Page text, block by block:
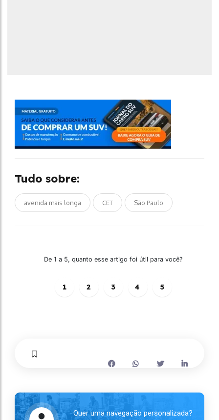
Tudo sobre:
avenida mais longa CET São Paulo
De 1 a 5, quanto esse artigo foi útil para você?
1 2 3 4 5
Quer uma navegação personalizada?